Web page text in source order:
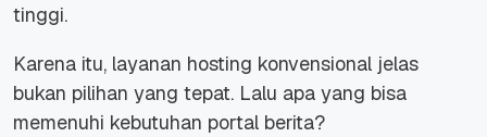
tinggi.
Karena itu, layanan hosting konvensional jelas
bukan pilihan yang tepat. Lalu apa yang bisa
memenuhi kebutuhan portal berita?